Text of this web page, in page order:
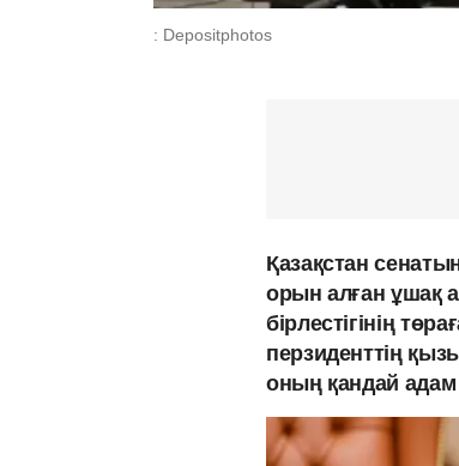
: Depositphotos
Қазақстан
орын алған ұшақ
бірлестігінің
перзиденттің
оның қандай адам